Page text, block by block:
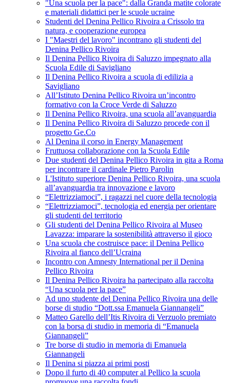
"Una scuola per la pace": dalla Granda matite colorate
e materiali didattici per le scuole ucraine
Studenti del Denina Pellico Rivoira a Crissolo tra
natura, e cooperazione europea
I "Maestri del lavoro" incontrano gli studenti del
Denina Pellico Rivoira
Il Denina Pellico Rivoira di Saluzzo impegnato alla
Scuola Edile di Savigliano
Il Denina Pellico Rivoira a scuola di edilizia a
Savigliano
All’Istituto Denina Pellico Rivoira un’incontro
formativo con la Croce Verde di Saluzzo
Il Denina Pellico Rivoira, una scuola all’avanguardia
Il Denina Pellico Rivoira di Saluzzo procede con il
progetto Ge.Co
Al Denina il corso in Energy Management
Fruttuosa collaborazione con la Scuola Edile
Due studenti del Denina Pellico Rivoira in gita a Roma
per incontrare il cardinale Pietro Parolin
L'Istituto superiore Denina Pellico Rivoira, una scuola
all’avanguardia tra innovazione e lavoro
“Elettrizziamoci”, i ragazzi nel cuore della tecnologia
“Elettrizziamoci”, tecnologia ed energia per orientare
gli studenti del territorio
Gli studenti del Denina Pellico Rivoira al Museo
Lavazza: imparare la sostenibilità attraverso il gioco
Una scuola che costruisce pace: il Denina Pellico
Rivoira al fianco dell’Ucraina
Incontro con Amnesty International per il Denina
Pellico Rivoira
Il Denina Pellico Rivoira ha partecipato alla raccolta
“Una scuola per la pace”
Ad uno studente del Denina Pellico Rivoira una delle
borse di studio “Dott.ssa Emanuela Giannangeli”
Matteo Garello dell’Itis Rivoira di Verzuolo premiato
con la borsa di studio in memoria di “Emanuela
Giannangeli”
Tre borse di studio in memoria di Emanuela
Giannangeli
Il Denina si piazza ai primi posti
Dopo il furto di 40 computer al Pellico la scuola